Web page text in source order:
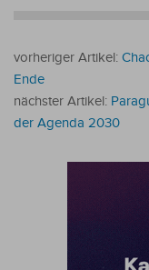
vorheriger Artikel:
Ende
nächster Artikel:
der Agenda 2030